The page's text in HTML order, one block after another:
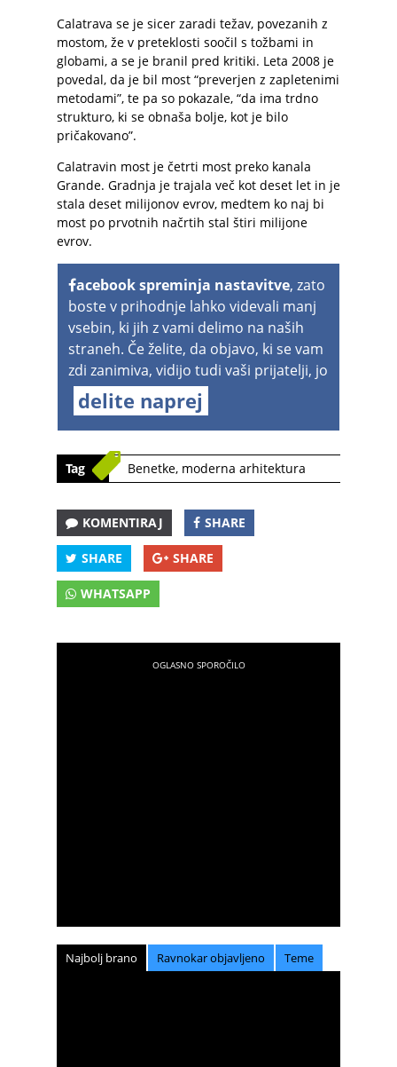
Calatrava se je sicer zaradi težav, povezanih z
mostom, že v preteklosti soočil s tožbami in
globami, a se je branil pred kritiki. Leta 2008 je
povedal, da je bil most “preverjen z zapletenimi
metodami”, te pa so pokazale, “da ima trdno
strukturo, ki se obnaša bolje, kot je bilo
pričakovano”.
Calatravin most je četrti most preko kanala
Grande. Gradnja je trajala več kot deset let in je
stala deset milijonov evrov, medtem ko naj bi
most po prvotnih načrtih stal štiri milijone
evrov.
acebook spreminja nastavitve, zato
boste v prihodnje lahko videvali manj
vsebin, ki jih z vami delimo na naših
straneh. Če želite, da objavo, ki se vam
zdi zanimiva, vidijo tudi vaši prijatelji, jo
delite naprej
Tag Benetke, moderna arhitektura
KOMENTIRAJ SHARE
SHARE SHARE
WHATSAPP
Najbolj brano Ravnokar objavljeno Teme